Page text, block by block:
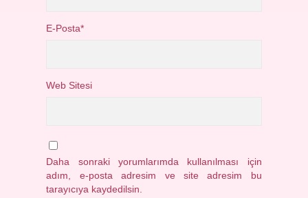
E-Posta*
Web Sitesi
Daha sonraki yorumlarımda kullanılması için
adım, e-posta adresim ve site adresim bu
tarayıcıya kaydedilsin.